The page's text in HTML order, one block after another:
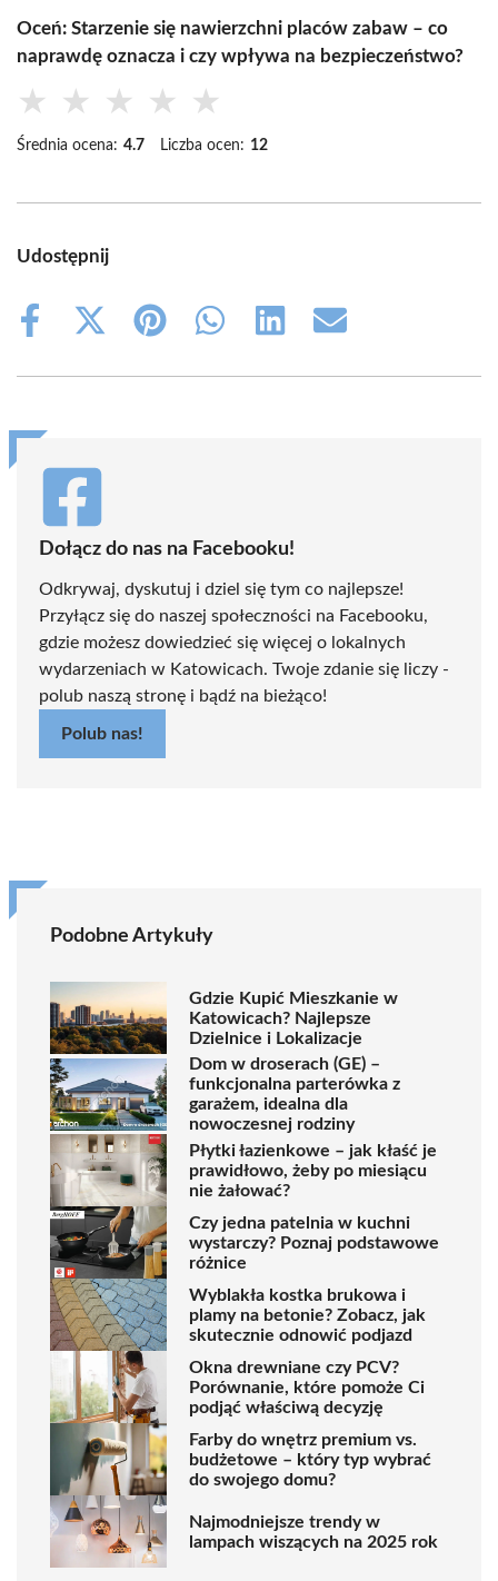
Oceń: Starzenie się nawierzchni placów zabaw – co
naprawdę oznacza i czy wpływa na bezpieczeństwo?
★ ★ ★ ★ ★
Średnia ocena: 4.7 Liczba ocen: 12
Udostępnij
Share
Share
(Twitter)
Share
Share
Share
Share
Dołącz do nas na Facebooku!
Odkrywaj, dyskutuj i dziel się tym co najlepsze!
Przyłącz się do naszej społeczności na Facebooku,
gdzie możesz dowiedzieć się więcej o lokalnych
wydarzeniach w Katowicach. Twoje zdanie się liczy -
polub naszą stronę i bądź na bieżąco!
Polub nas!
Podobne Artykuły
Gdzie Kupić Mieszkanie w
Katowicach? Najlepsze
Dzielnice i Lokalizacje
Dom w droserach (GE) –
funkcjonalna parterówka z
garażem, idealna dla
nowoczesnej rodziny
Płytki łazienkowe – jak kłaść je
prawidłowo, żeby po miesiącu
nie żałować?
Czy jedna patelnia w kuchni
wystarczy? Poznaj podstawowe
różnice
Wyblakła kostka brukowa i
plamy na betonie? Zobacz, jak
skutecznie odnowić podjazd
Okna drewniane czy PCV?
Porównanie, które pomoże Ci
podjąć właściwą decyzję
Farby do wnętrz premium vs.
budżetowe – który typ wybrać
do swojego domu?
Najmodniejsze trendy w
lampach wiszących na 2025 rok